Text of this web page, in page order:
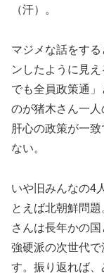
（汗）。
マジメな話をす
ンしたように見
でも全員政策通
のが猪木さん一
肝心の政策が一
ない。
いや旧みんなの4
とえば北朝鮮問
さんは長年かの
強硬派の次世代
す。振り返れば